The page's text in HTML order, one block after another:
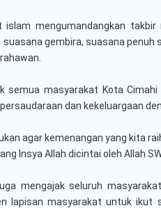
mengumandangkan
gembira, suasana penuh
semua masyarakat Kota
dan kekeluargaan
agar kemenangan yang kita
Insya Allah dicintai oleh Allah
mengajak seluruh
lapisan masyarakat untuk ikut